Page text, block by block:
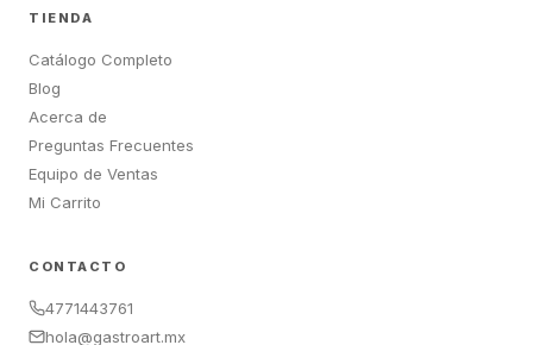
TIENDA
Catálogo Completo
Blog
Acerca de
Preguntas Frecuentes
Equipo de Ventas
Mi Carrito
CONTACTO
4771443761
hola@gastroart.mx